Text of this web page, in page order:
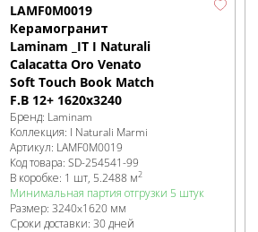
LAMF0M0019
Керамогранит
Laminam _IT I Naturali
Calacatta Oro Venato
Soft Touch Book Match
F.B 12+ 1620x3240
Бренд: Laminam
Коллекция: I Naturali Marmi
Артикул: LAMF0M0019
Код товара: SD-254541-99
В коробке: 1 шт, 5.2488 м2
Минимальная партия отгрузки 5 штук
Размер: 3240x1620 мм
Сроки доставки: 30 дней